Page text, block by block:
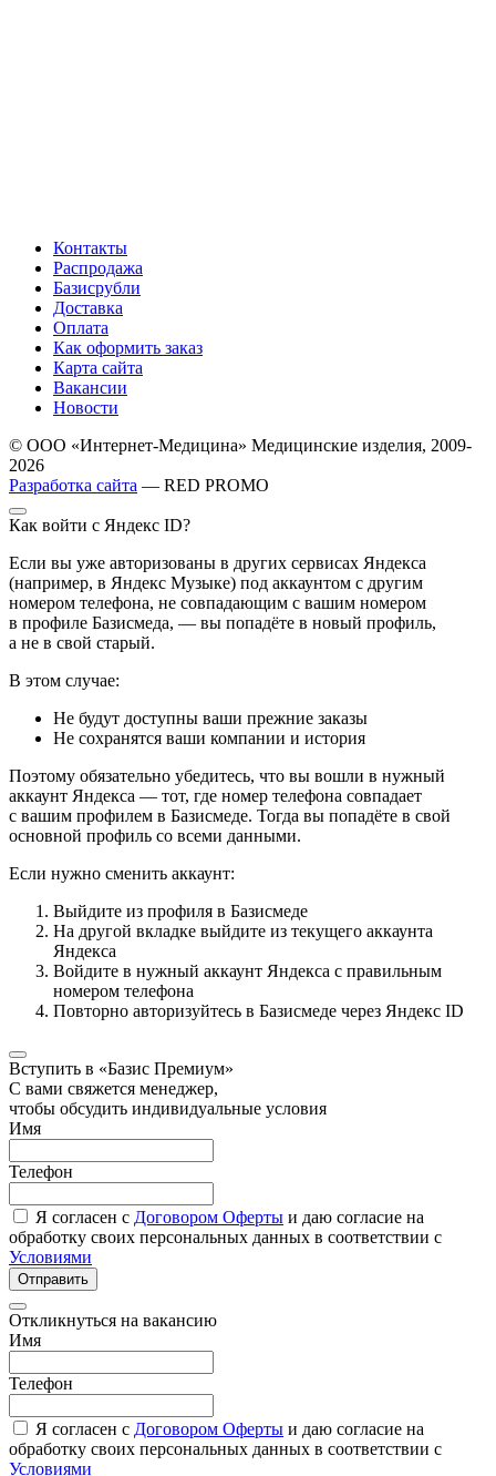
Контакты
Распродажа
Базисрубли
Доставка
Оплата
Как оформить заказ
Карта сайта
Вакансии
Новости
© ООО «Интернет-Медицина» Медицинские изделия, 2009-
2026
Разработка сайта — RED PROMO
Как войти с Яндекс ID?
Если вы уже авторизованы в других сервисах Яндекса
(например, в Яндекс Музыке) под аккаунтом с другим
номером телефона, не совпадающим с вашим номером
в профиле Базисмеда, — вы попадёте в новый профиль,
а не в свой старый.
В этом случае:
Не будут доступны ваши прежние заказы
Не сохранятся ваши компании и история
Поэтому обязательно убедитесь, что вы вошли в нужный
аккаунт Яндекса — тот, где номер телефона совпадает
с вашим профилем в Базисмеде. Тогда вы попадёте в свой
основной профиль со всеми данными.
Если нужно сменить аккаунт:
Выйдите из профиля в Базисмеде
На другой вкладке выйдите из текущего аккаунта
Яндекса
Войдите в нужный аккаунт Яндекса с правильным
номером телефона
Повторно авторизуйтесь в Базисмеде через Яндекс ID
Вступить в «Базис Премиум»
С вами свяжется менеджер,
чтобы обсудить индивидуальные условия
Имя
Телефон
Я согласен с Договором Оферты и даю согласие на
обработку своих персональных данных в соответствии с
Условиями
Отправить
Откликнуться на вакансию
Имя
Телефон
Я согласен с Договором Оферты и даю согласие на
обработку своих персональных данных в соответствии с
Условиями